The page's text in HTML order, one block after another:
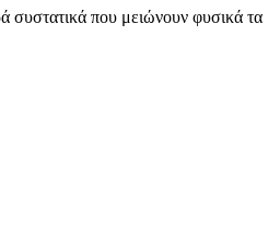
συστατικά που μειώνουν φυσικά τα